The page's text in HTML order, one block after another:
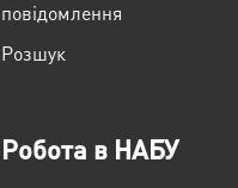
повідомлення
Розшук
Робота в НАБУ